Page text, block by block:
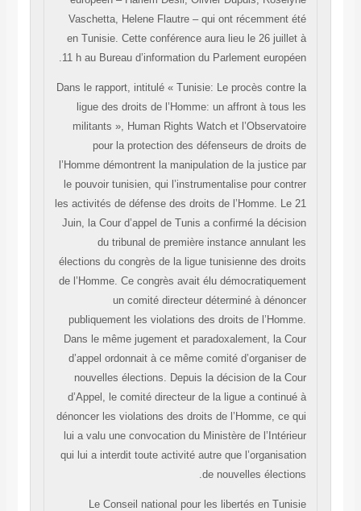
Vaschetta, Helene Flautre – qui ont récemment été
en Tunisie. Cette conférence aura lieu le 26 juillet à
11 h au Bureau d’information du Parlement européen.
Dans le rapport, intitulé « Tunisie: Le procès contre la
ligue des droits de l’Homme: un affront à tous les
militants », Human Rights Watch et l’Observatoire
pour la protection des défenseurs de droits de
l’Homme démontrent la manipulation de la justice par
le pouvoir tunisien, qui l’instrumentalise pour contrer
les activités de défense des droits de l’Homme. Le 21
Juin, la Cour d’appel de Tunis a confirmé la décision
du tribunal de première instance annulant les
élections du congrès de la ligue tunisienne des droits
de l’Homme. Ce congrès avait élu démocratiquement
un comité directeur déterminé à dénoncer
publiquement les violations des droits de l’Homme.
Dans le même jugement et paradoxalement, la Cour
d’appel ordonnait à ce même comité d’organiser de
nouvelles élections. Depuis la décision de la Cour
d’Appel, le comité directeur de la ligue a continué à
dénoncer les violations des droits de l’Homme, ce qui
lui a valu une convocation du Ministère de l’Intérieur
qui lui a interdit toute activité autre que l’organisation
de nouvelles élections.
Le Conseil national pour les libertés en Tunisie